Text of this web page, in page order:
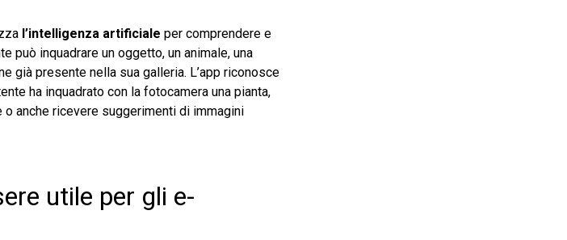
l’intelligenza artificiale per comprendere e
può inquadrare un oggetto, un animale, una
già presente nella sua galleria. L’app riconosce
ha inquadrato con la fotocamera una pianta,
anche ricevere suggerimenti di immagini
utile per gli e-